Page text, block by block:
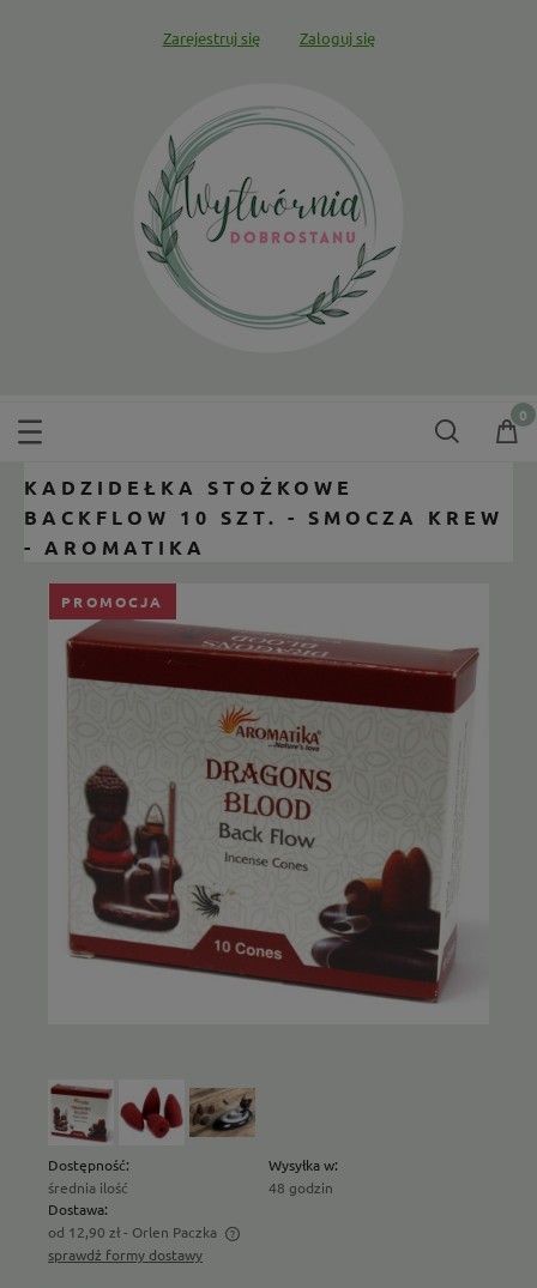
Zarejestruj się Zaloguj się
KADZIDEŁKA STOŻKOWE
BACKFLOW 10 SZT. - SMOCZA KREW
- AROMATIKA
PROMOCJA
Dostępność:
średnia ilość
Wysyłka w:
48 godzin
Dostawa:
od 12,90 zł- Orlen Paczka
Cena nie zawiera ewentualnych kosztów płatności
sprawdź formy dostawy